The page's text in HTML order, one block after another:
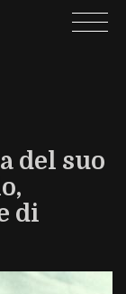
del suo
di